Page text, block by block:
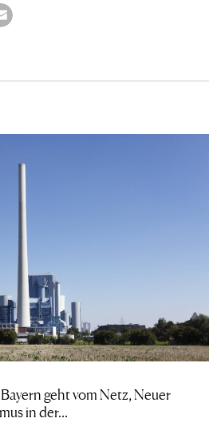
geht vom Netz, Neuer
in der...